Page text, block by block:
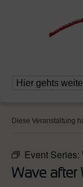
Diese Veranstaltung
Event Series:
Wave after